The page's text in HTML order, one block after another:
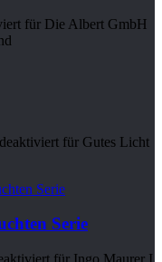
für Die Albert GmbH
für Gutes Licht
Serie